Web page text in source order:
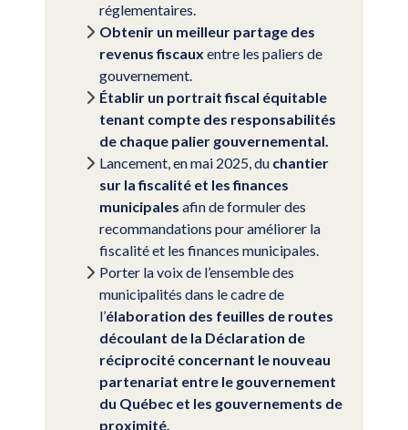
réglementaires.
Obtenir un meilleur partage des
revenus fiscaux entre les paliers de
gouvernement.
Établir un portrait fiscal équitable
tenant compte des responsabilités
de chaque palier gouvernemental.
Lancement, en mai 2025, du chantier
sur la fiscalité et les finances
municipales afin de formuler des
recommandations pour améliorer la
fiscalité et les finances municipales.
Porter la voix de l’ensemble des
municipalités dans le cadre de
l’élaboration des feuilles de routes
découlant de la Déclaration de
réciprocité concernant le nouveau
partenariat entre le gouvernement
du Québec et les gouvernements de
proximité.